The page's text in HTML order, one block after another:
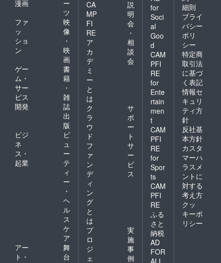
漫画
ー
ツ
ファ
ッ
ショ
ン
映
像
・
映
画
ゲー
ム・
サー
ビス
開発
書
籍
・
雑
誌
出
版
ビジ
ネ
ス・
起業
ビ
ュ
ー
テ
ィ
ー
・
ヘ
ル
ス
ケ
ア
アー
ト・
舞
台
CA
MP
FI
RE
ア
カ
デ
ミ
ー
と
は
説
明
会
・
相
談
会
ク
ラ
ウ
ド
フ
ァ
ン
デ
ィ
ン
グ
と
は
サ
ポ
ー
ト
サ
ー
ビ
ス
プ
ロ
ジ
ェ
実
施
事
例
for
Soci
al
Goo
d
CAM
PFI
RE
for
Ente
rtain
men
t
CAM
PFI
RE
for
Spor
ts
CAM
PFI
RE
ふる
さと
納税
AD
FOR
細則
プライ
バシー
ポリ
シー
特定商
取引法
に基づ
く表記
情報セ
キュリ
ティ方
針
反社基
本方針
カスタ
マーハ
ラスメ
ントに
対する
考え方
クッ
キーポ
リシー